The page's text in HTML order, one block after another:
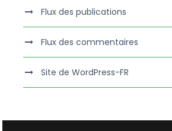
Flux des publications
Flux des commentaires
Site de WordPress-FR